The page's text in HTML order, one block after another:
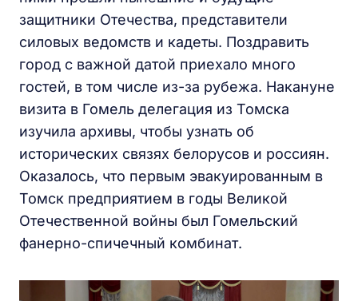
защитники Отечества, представители
силовых ведомств и кадеты. Поздравить
город с важной датой приехало много
гостей, в том числе из-за рубежа. Накануне
визита в Гомель делегация из Томска
изучила архивы, чтобы узнать об
исторических связях белорусов и россиян.
Оказалось, что первым эвакуированным в
Томск предприятием в годы Великой
Отечественной войны был Гомельский
фанерно-спичечный комбинат.